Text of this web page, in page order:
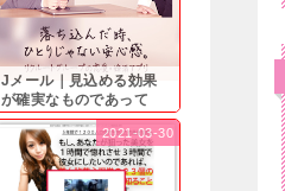
Jメール｜見込める効果
が確実なものであって
も…...
2021-03-30